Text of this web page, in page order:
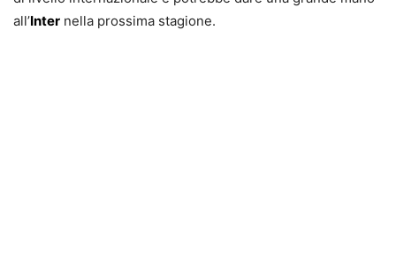
all’Inter nella prossima stagione.